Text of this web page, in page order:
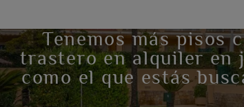
Tenemos más pisos
trastero en alquiler en
como el que estás